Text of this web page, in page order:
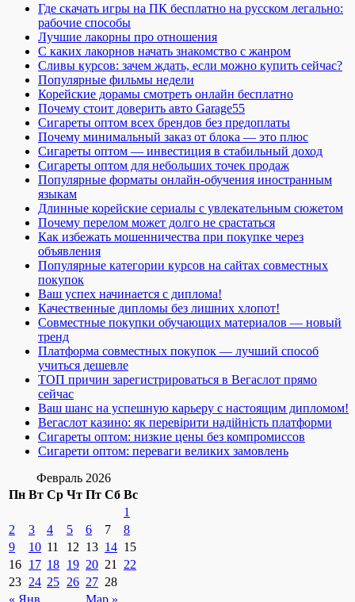
Где скачать игры на ПК бесплатно на русском легально:
рабочие способы
Лучшие лакорны про отношения
С каких лакорнов начать знакомство с жанром
Сливы курсов: зачем ждать, если можно купить сейчас?
Популярные фильмы недели
Корейские дорамы смотреть онлайн бесплатно
Почему стоит доверить авто Garage55
Сигареты оптом всех брендов без предоплаты
Почему минимальный заказ от блока — это плюс
Сигареты оптом — инвестиция в стабильный доход
Сигареты оптом для небольших точек продаж
Популярные форматы онлайн-обучения иностранным
языкам
Длинные корейские сериалы с увлекательным сюжетом
Почему перелом может долго не срастаться
Как избежать мошенничества при покупке через
объявления
Популярные категории курсов на сайтах совместных
покупок
Ваш успех начинается с диплома!
Качественные дипломы без лишних хлопот!
Совместные покупки обучающих материалов — новый
тренд
Платформа совместных покупок — лучший способ
учиться дешевле
ТОП причин зарегистрироваться в Вегаслот прямо
сейчас
Ваш шанс на успешную карьеру с настоящим дипломом!
Вегаслот казино: як перевірити надійність платформи
Сигареты оптом: низкие цены без компромиссов
Сигарети оптом: переваги великих замовлень
Февраль 2026
Пн Вт Ср Чт Пт Сб Вс
« Янв Мар »
1
2
3 4 5 6 7
8
9
10 11 12 13 14 15
16 17 18 19 20 21
22
23 24 25 26 27 28